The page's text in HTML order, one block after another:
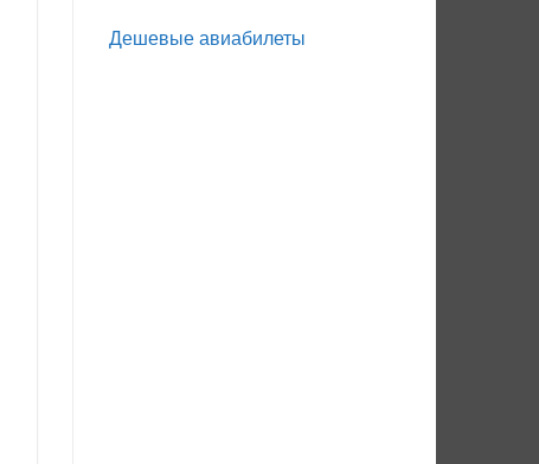
Дешевые авиабилеты